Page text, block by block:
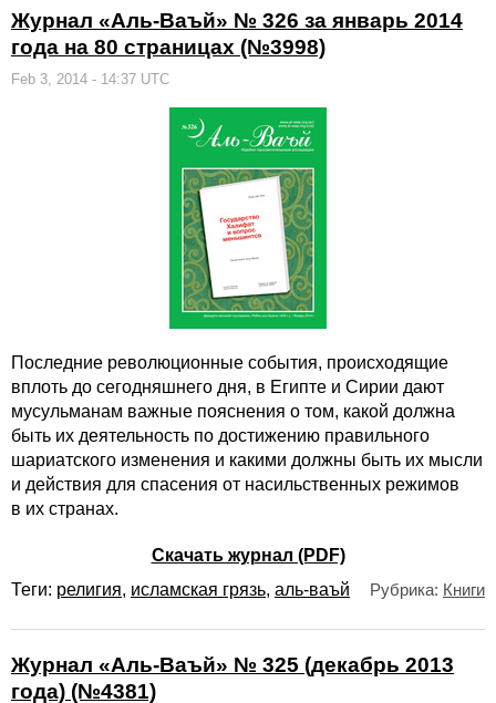
Журнал «Аль-Ваъй» № 326 за январь 2014
года на 80 страницах (№3998)
Feb 3, 2014 - 14:37 UTC
Последние революционные события, происходящие
вплоть до сегодняшнего дня, в Египте и Сирии дают
мусульманам важные пояснения о том, какой должна
быть их деятельность по достижению правильного
шариатского изменения и какими должны быть их мысли
и действия для спасения от насильственных режимов
в их странах.
Скачать журнал (PDF)
Теги: религия, исламская грязь, аль-ваъй Рубрика: Книги
Журнал «Аль-Ваъй» № 325 (декабрь 2013
года) (№4381)